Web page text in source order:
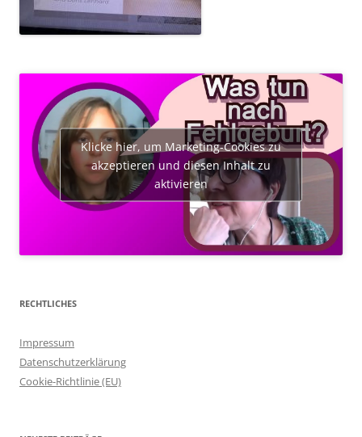
Klicke hier, um Marketing-Cookies zu
akzeptieren und diesen Inhalt zu
aktivieren
RECHTLICHES
Impressum
Datenschutzerklärung
Cookie-Richtlinie (EU)